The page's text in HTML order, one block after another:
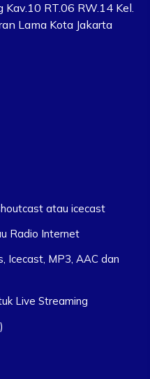
Kav.10 RT.06 RW.14 Kel.
Lama Kota Jakarta
atau icecast
Radio Internet
Icecast, MP3, AAC dan
Live Streaming